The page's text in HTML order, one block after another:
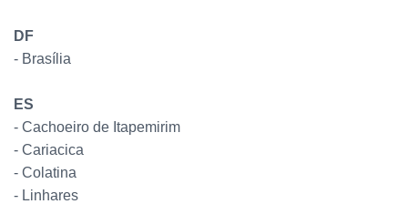
DF
- Brasília
ES
- Cachoeiro de Itapemirim
- Cariacica
- Colatina
- Linhares